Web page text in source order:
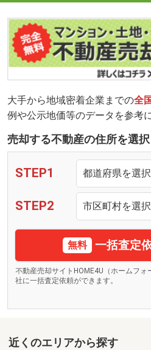
大手から地域密着企業までの全
例や公示地価等のデータを参考
売却する不動産の住所を選択
STEP1
STEP2
無料 一括査定
不動産売却サイトHOME4U（ホームフ
社に一括査定依頼ができます。
近くのエリアから探す